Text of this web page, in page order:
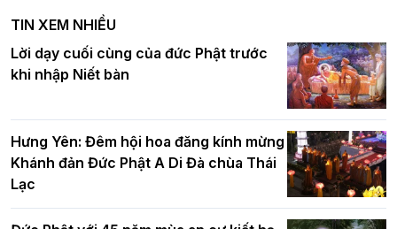
nghiêm tác pháp Tiền an cư PL.2570 –
DL.2026
chúc mừng Phật đản BTS GHPGVN TP.
Hà Nội
Ban Hoằng pháp TƯ tổ chức Khóa tu
Báo hiếu Online một ngày (Sáng
15/8/2021)
Tinh thần yêu nước của Phật giáo
TIN XEM NHIỀU
Lời dạy cuối cùng của đức Phật trước
khi nhập Niết bàn
Hưng Yên: Đêm hội hoa đăng kính mừng
Khánh đản Đức Phật A Di Đà chùa Thái
Lạc